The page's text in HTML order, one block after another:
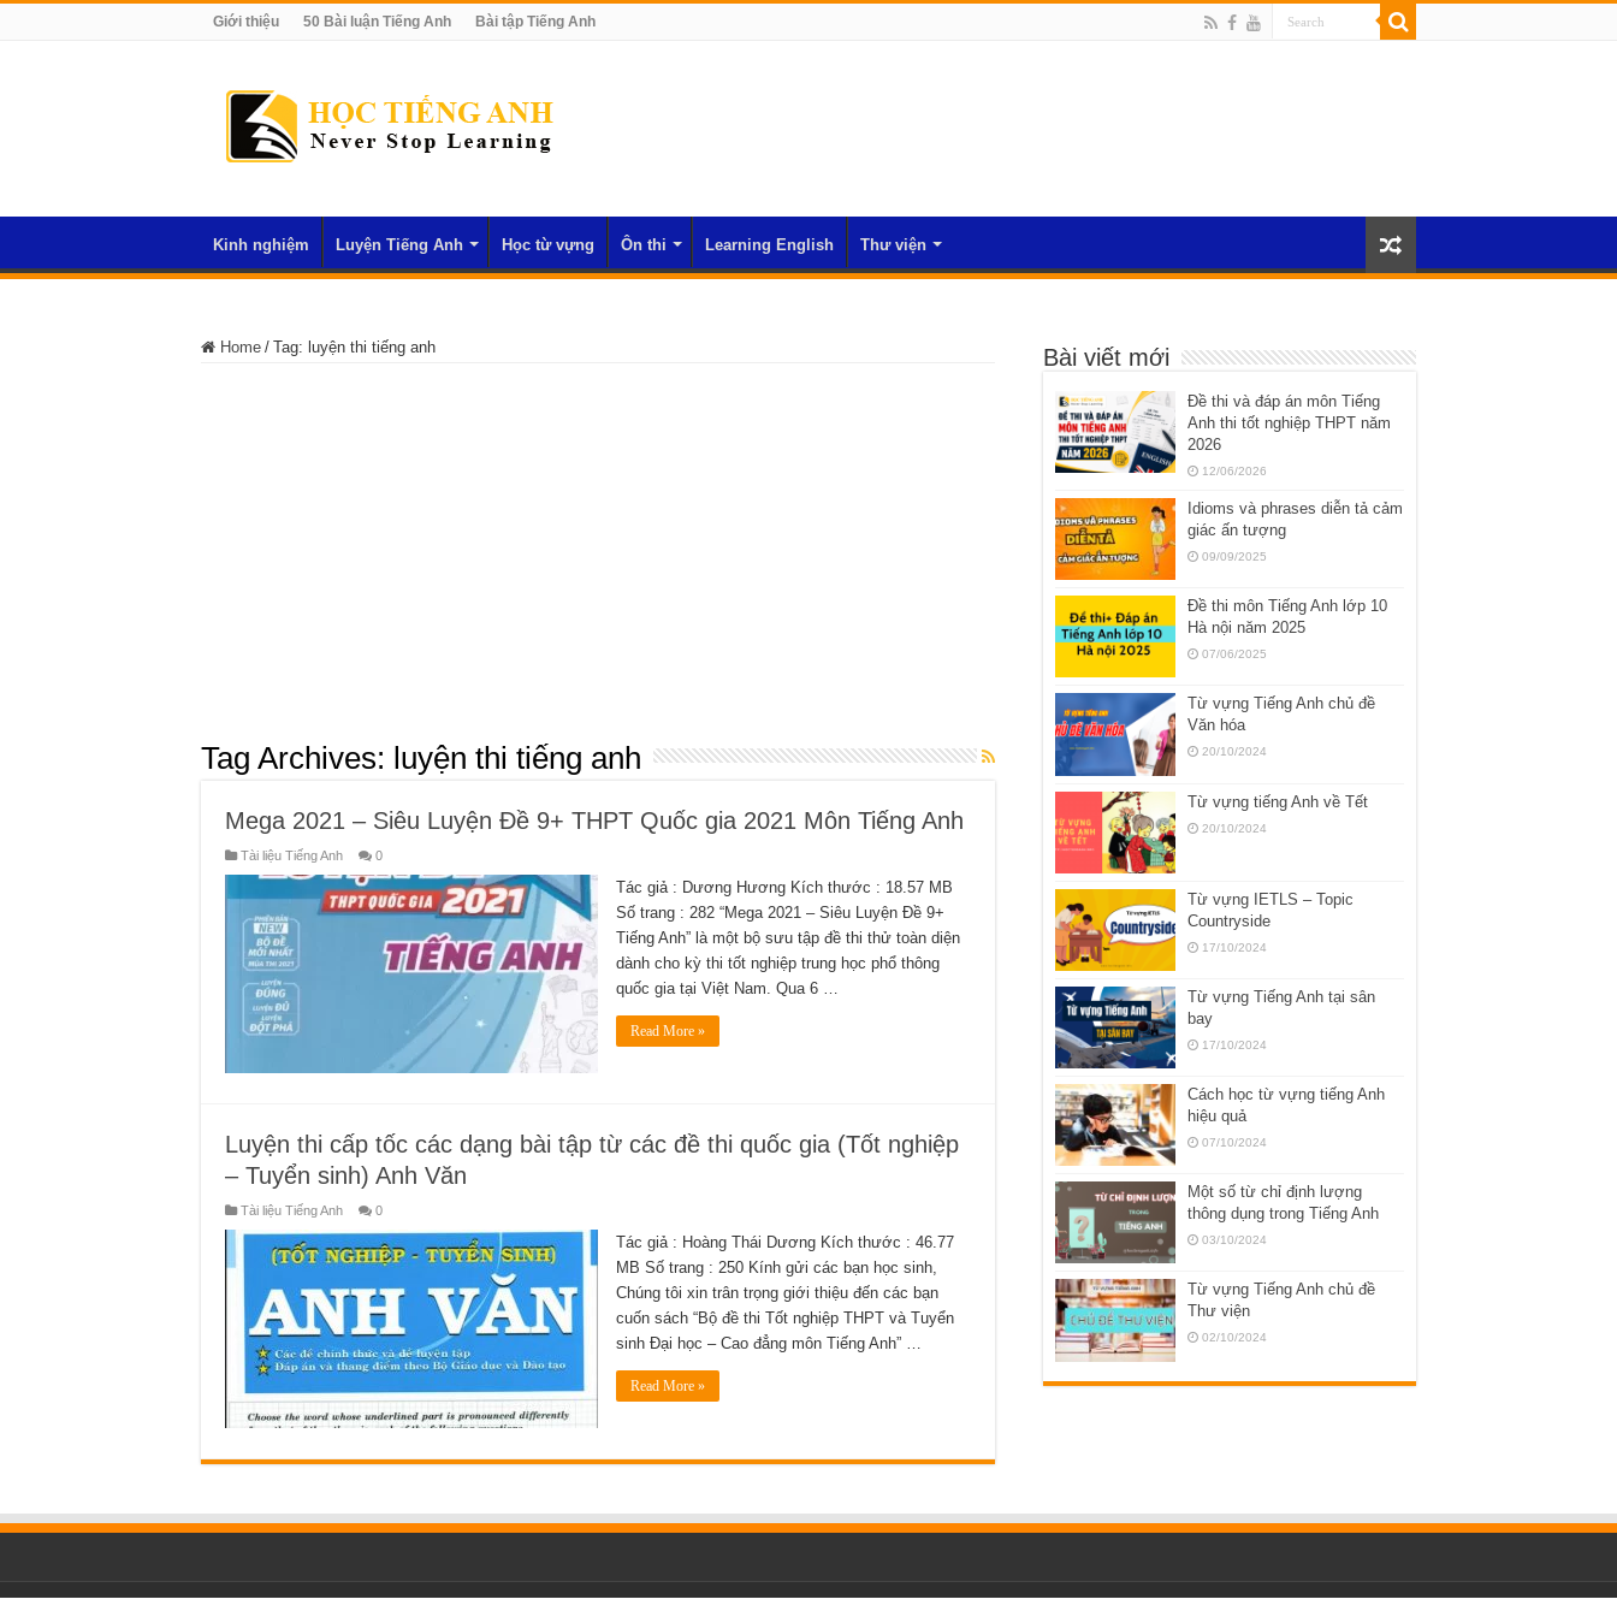
Giới thiệu 50 Bài luận Tiếng Anh Bài tập Tiếng Anh
Kinh nghiệm Luyện Tiếng Anh Học từ vựng Ôn thi Learning English Thư viện
Home / Tag: luyện thi tiếng anh
Tag Archives: luyện thi tiếng anh
Mega 2021 – Siêu Luyện Đề 9+ THPT Quốc gia 2021 Môn Tiếng Anh
Tài liệu Tiếng Anh 0
Tác giả : Dương Hương Kích thước : 18.57 MB
Số trang : 282 “Mega 2021 – Siêu Luyện Đề 9+
Tiếng Anh” là một bộ sưu tập đề thi thử toàn diện
dành cho kỳ thi tốt nghiệp trung học phổ thông
quốc gia tại Việt Nam. Qua 6 …
Read More »
Luyện thi cấp tốc các dạng bài tập từ các đề thi quốc gia (Tốt nghiệp
– Tuyển sinh) Anh Văn
Tài liệu Tiếng Anh 0
Tác giả : Hoàng Thái Dương Kích thước : 46.77
MB Số trang : 250 Kính gửi các bạn học sinh,
Chúng tôi xin trân trọng giới thiệu đến các bạn
cuốn sách “Bộ đề thi Tốt nghiệp THPT và Tuyển
sinh Đại học – Cao đẳng môn Tiếng Anh” …
Read More »
Bài viết mới
Đề thi và đáp án môn Tiếng
Anh thi tốt nghiệp THPT năm
2026
12/06/2026
Idioms và phrases diễn tả cảm
giác ấn tượng
09/09/2025
Đề thi môn Tiếng Anh lớp 10
Hà nội năm 2025
07/06/2025
Từ vựng Tiếng Anh chủ đề
Văn hóa
20/10/2024
Từ vựng tiếng Anh về Tết
20/10/2024
Từ vựng IETLS – Topic
Countryside
17/10/2024
Từ vựng Tiếng Anh tại sân
bay
17/10/2024
Cách học từ vựng tiếng Anh
hiệu quả
07/10/2024
Một số từ chỉ định lượng
thông dụng trong Tiếng Anh
03/10/2024
Từ vựng Tiếng Anh chủ đề
Thư viện
02/10/2024